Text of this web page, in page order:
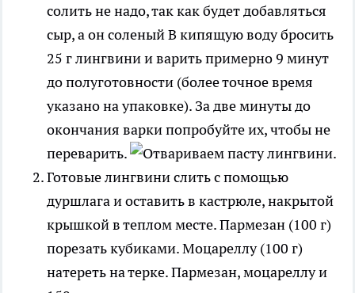
солить не надо, так как будет добавляться
сыр, а он соленый В кипящую воду бросить
25 г лингвини и варить примерно 9 минут
до полуготовности (более точное время
указано на упаковке). За две минуты до
окончания варки попробуйте их, чтобы не
переварить.
Готовые лингвини слить с помощью
дуршлага и оставить в кастрюле, накрытой
крышкой в теплом месте. Пармезан (100 г)
порезать кубиками. Моцареллу (100 г)
натереть на терке. Пармезан, моцареллу и